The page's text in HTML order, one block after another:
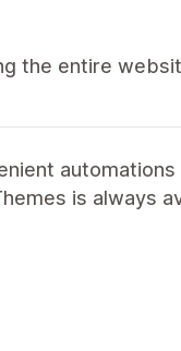
the entire
is always